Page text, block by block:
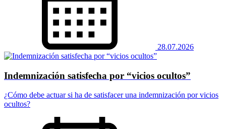
28.07.2026
Indemnización satisfecha por “vicios ocultos”
¿Cómo debe actuar si ha de satisfacer una indemnización por vicios
ocultos?